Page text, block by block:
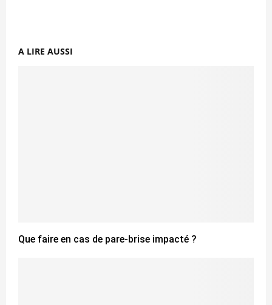
A LIRE AUSSI
Que faire en cas de pare-brise impacté ?